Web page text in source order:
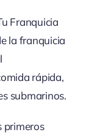
Franquicia
la franquicia
rápida,
submarinos.
primeros